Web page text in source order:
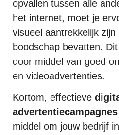
opvallen tussen alle
het internet, moet je
visueel aantrekkelijk
boodschap bevatten.
door middel van goed
en videoadvertenties.
Kortom, effectieve
advertentiecampagnes
middel om jouw bedrijf